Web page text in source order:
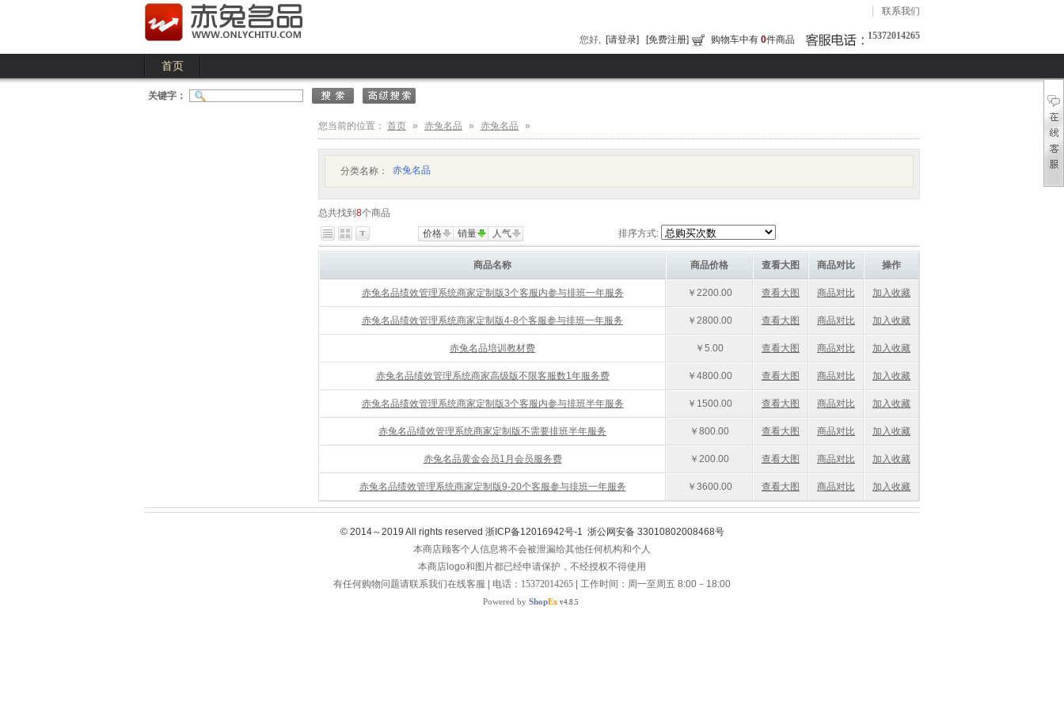
您好, [请登录] [免费注册] 购物车中有 0件商品 15372014265
联系我们
首页
关键字：
您当前的位置： 首页 » 赤兔名品 » 赤兔名品 »
分类名称： 赤兔名品
总共找到 8个商品
价格
销量 人气 排序方式:
商品名称 商品价格 查看大图 商品对比 操作
赤兔名品绩效管理系统商家定制版3个客服内参与排班一年服务 ￥2200.00 查看大图 商品对比 加入收藏
赤兔名品绩效管理系统商家定制版4-8个客服参与排班一年服务 ￥2800.00 查看大图 商品对比 加入收藏
赤兔名品培训教材费 ￥5.00 查看大图 商品对比 加入收藏
赤兔名品绩效管理系统商家高级版不限客服数1年服务费 ￥4800.00 查看大图 商品对比 加入收藏
赤兔名品绩效管理系统商家定制版3个客服内参与排班半年服务 ￥1500.00 查看大图 商品对比 加入收藏
赤兔名品绩效管理系统商家定制版不需要排班半年服务 ￥800.00 查看大图 商品对比 加入收藏
赤兔名品黄金会员1月会员服务费 ￥200.00 查看大图 商品对比 加入收藏
赤兔名品绩效管理系统商家定制版9-20个客服参与排班一年服务 ￥3600.00 查看大图 商品对比 加入收藏
© 2014～2019 All rights reserved 浙ICP备12016942号-1 浙公网安备 33010802008468号
本商店顾客个人信息将不会被泄漏给其他任何机构和个人
本商店logo和图片都已经申请保护，不经授权不得使用
有任何购物问题请联系我们在线客服 | 电话： 15372014265 | 工作时间：周一至周五 8:00－18:00
Powered by ShopEx v4.8.5